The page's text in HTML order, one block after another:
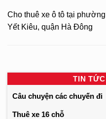
Cho thuê xe ô tô tại phường
Yết Kiêu, quận Hà Đông
TIN
Câu chuyện các chuyến đi
Thuê xe 16 chỗ